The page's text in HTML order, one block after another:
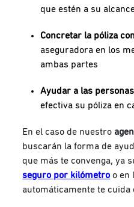
que estén a su
Concretar la póliza
aseguradora en los
ambas partes
Ayudar a las
efectiva su póliza en
En el caso de nuestro
buscarán la forma de
que más te convenga, ya
seguro por kilómetro o en
automáticamente te